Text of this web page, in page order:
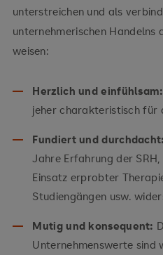
unterstreichen und als
unternehmerischen Handelns
weisen:
Herzlich und einfühlsam:
jeher charakteristisch für
Fundiert und durchdacht:
Jahre Erfahrung der
Einsatz erprobter
Studiengängen usw.
Mutig und konsequent:
Unternehmenswerte